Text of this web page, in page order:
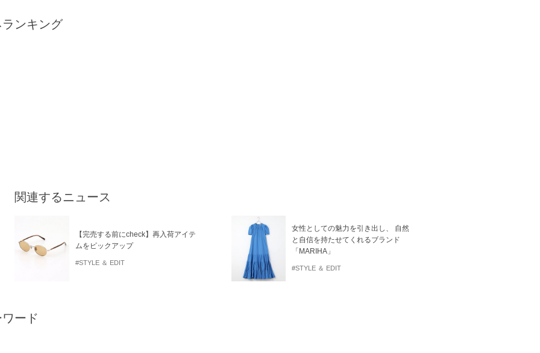
ンキング
関連するニュース
【完売する前にcheck】再入荷アイテ
ムをピックアップ
#STYLE ＆ EDIT
女性としての魅力を引き出し、 自然
と自信を持たせてくれるブランド
「MARIHA」
#STYLE ＆ EDIT
ード